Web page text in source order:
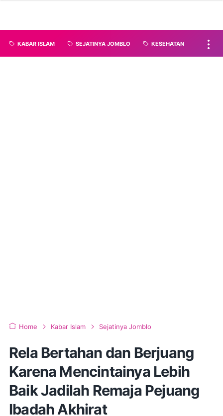
KABAR ISLAM SEJATINYA JOMBLO KESEHATAN
Home Kabar Islam Sejatinya Jomblo
Rela Bertahan dan Berjuang
Karena Mencintainya Lebih
Baik Jadilah Remaja Pejuang
Ibadah Akhirat